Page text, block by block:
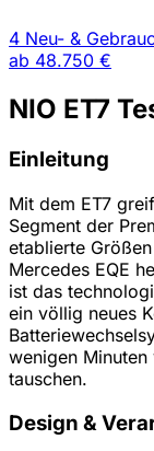
4 Neu- &
ab 48.750 €
NIO ET7
Einleitung
Mit dem ET7
Segment der
etablierte
Mercedes EQE
ist das
ein völlig neues
wenigen
tauschen.
Design &